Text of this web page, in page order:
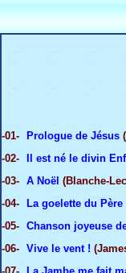
-01- Prologue de Jésus
-02- Il est né le divin
-03- A Noël (Blanche-
-04- La goelette du Père
-05- Chanson joyeuse
-06- Vive le vent !
-07- La Jambe me fait